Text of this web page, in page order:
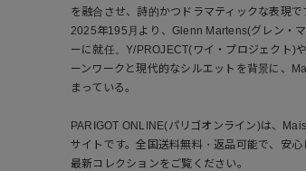
を融合させ、詩的かつドラマティックな表現で
2025年195月より、Glenn Martens(グレン・
ーに就任。Y/PROJECT(ワイ・プロジェクト)
ーンワークと現代的なシルエットを背景に、
まっている。
PARIGOT ONLINE(パリゴオンライン)は、
サイトです。全国送料無料・返品可能で、安
最新コレクションをご覧ください。